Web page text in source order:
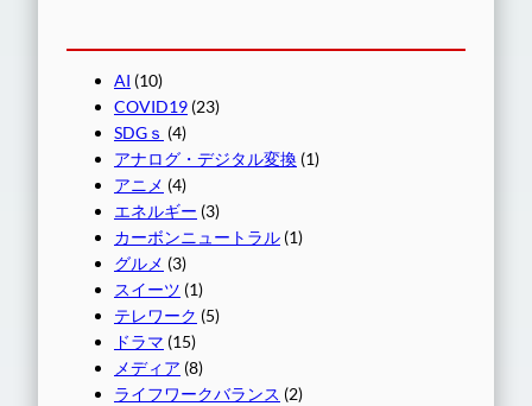
AI (10)
COVID19 (23)
SDGｓ (4)
アナログ・デジタル変換 (1)
アニメ (4)
エネルギー (3)
カーボンニュートラル (1)
グルメ (3)
スイーツ (1)
テレワーク (5)
ドラマ (15)
メディア (8)
ライフワークバランス (2)